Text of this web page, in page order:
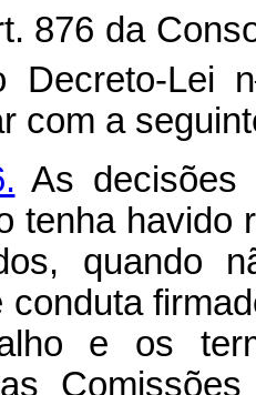
876 da
Decreto-Lei n
com a
As decisões
tenha havido
quando
conduta
e os